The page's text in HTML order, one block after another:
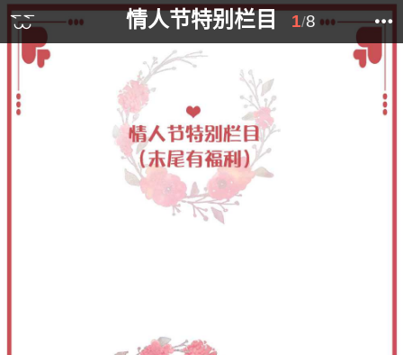
情人节特别栏目 1/8